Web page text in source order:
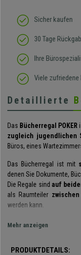
Sicher kaufen
30 Tage
Ihre
Viele zufriedene
Detaillierte
Das Bücherregal POKER
zugleich jugendlichen
Büros, eines
Das Bücherregal ist mit
denen Sie Dokumente,
Die Regale sindauf
als Raumteiler
werden kann.
Die Struktur des
Mehr anzeigen
PRODUKTDETAILS: